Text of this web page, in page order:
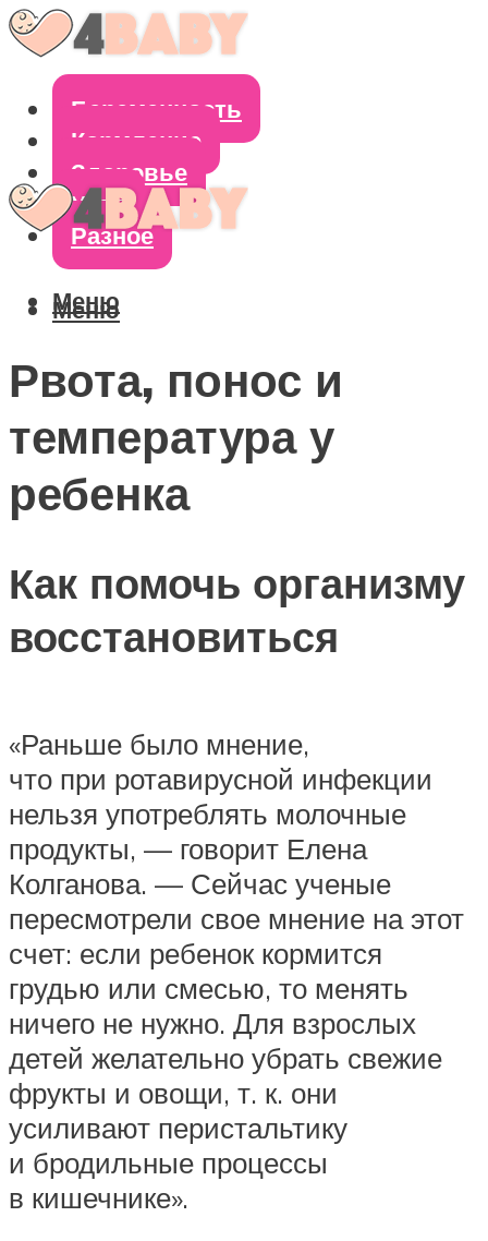
Беременность
Кормление
Здоровье
Уход
Разное
Меню
Меню
Рвота, понос и
температура у
ребенка
Как помочь организму
восстановиться
«Раньше было мнение,
что при ротавирусной инфекции
нельзя употреблять молочные
продукты, — говорит Елена
Колганова. — Сейчас ученые
пересмотрели свое мнение на этот
счет: если ребенок кормится
грудью или смесью, то менять
ничего не нужно. Для взрослых
детей желательно убрать свежие
фрукты и овощи, т. к. они
усиливают перистальтику
и бродильные процессы
в кишечнике».